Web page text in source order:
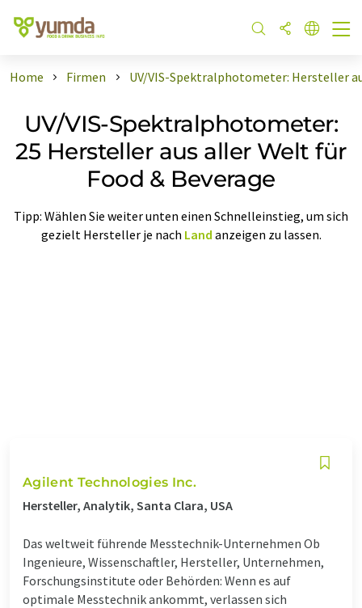
Home Firmen UV/VIS-Spektralphotometer: Hersteller
UV/VIS-Spektralphotometer:
25 Hersteller aus aller Welt für
Food & Beverage
Tipp: Wählen Sie weiter unten einen Schnelleinstieg, um sich
gezielt Hersteller je nach Land anzeigen zu lassen.
Agilent Technologies Inc.
Hersteller, Analytik, Santa Clara, USA
Das weltweit führende Messtechnik-Unternehmen Ob
Ingenieure, Wissenschaftler, Hersteller, Unternehmen,
Forschungsinstitute oder Behörden: Wenn es auf
optimale Messtechnik ankommt, verlassen sich